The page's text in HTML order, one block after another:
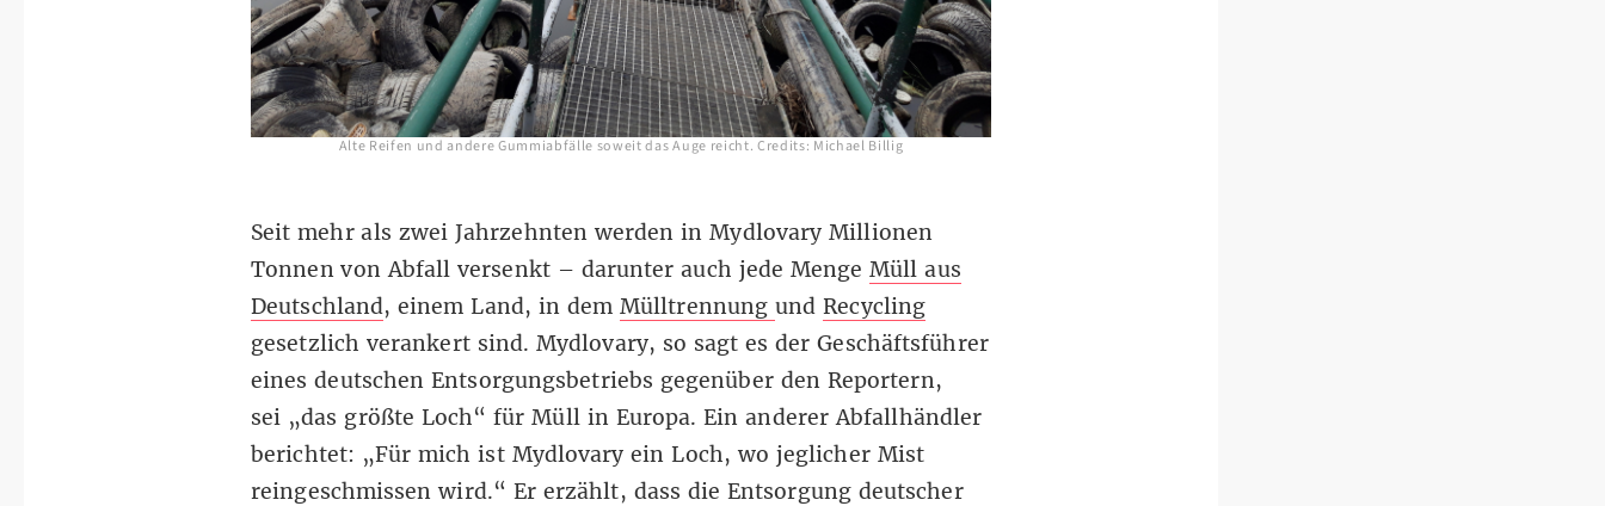
Alte Reifen und andere Gummiabfälle soweit das Auge reicht. Credits: Michael Billig
Seit mehr als zwei Jahrzehnten werden in Mydlovary Millionen
Tonnen von Abfall versenkt – darunter auch jede MengeMüll aus
Deutschland, einem Land, in dem MülltrennungundRecycling
gesetzlich verankert sind. Mydlovary, so sagt es der Geschäftsführer
eines deutschen Entsorgungsbetriebs gegenüber den Reportern,
sei „das größte Loch“ für Müll in Europa. Ein anderer Abfallhändler
berichtet: „Für mich ist Mydlovary ein Loch, wo jeglicher Mist
reingeschmissen wird.“ Er erzählt, dass die Entsorgung deutscher